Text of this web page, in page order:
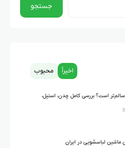
جستجو
اخیراً محبوب
سالم‌تر است؟ بررسی کامل چدن، استیل،
ماشین لباسشویی در ایران